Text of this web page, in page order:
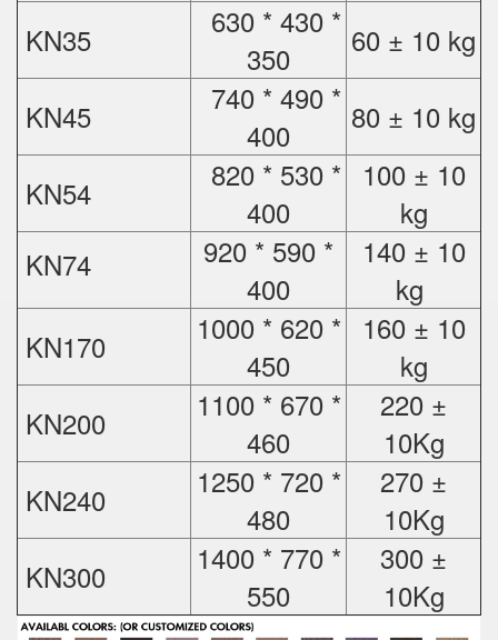
KN35
630 * 430 *
350
60 ± 10 kg
KN45
740 * 490 *
400
80 ± 10 kg
KN54
820 * 530 *
400
100 ± 10
kg
KN74
920 * 590 *
400
140 ± 10
kg
KN170
1000 * 620 *
450
160 ± 10
kg
KN200
1100 * 670 *
460
220 ±
10Kg
KN240
1250 * 720 *
480
270 ±
10Kg
KN300
1400 * 770 *
550
300 ±
10Kg